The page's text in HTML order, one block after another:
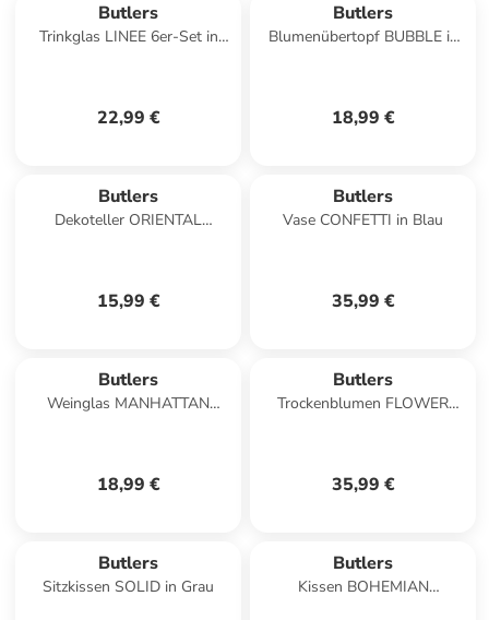
Butlers
Trinkglas LINEE 6er-Set in
22,99 €
Butlers
Blumenübertopf BUBBLE in
18,99 €
Butlers
Dekoteller ORIENTAL
15,99 €
Butlers
Vase CONFETTI in Blau
35,99 €
Butlers
Weinglas MANHATTAN
18,99 €
Butlers
Trockenblumen FLOWER
35,99 €
Butlers
Sitzkissen SOLID in Grau
Butlers
Kissen BOHEMIAN